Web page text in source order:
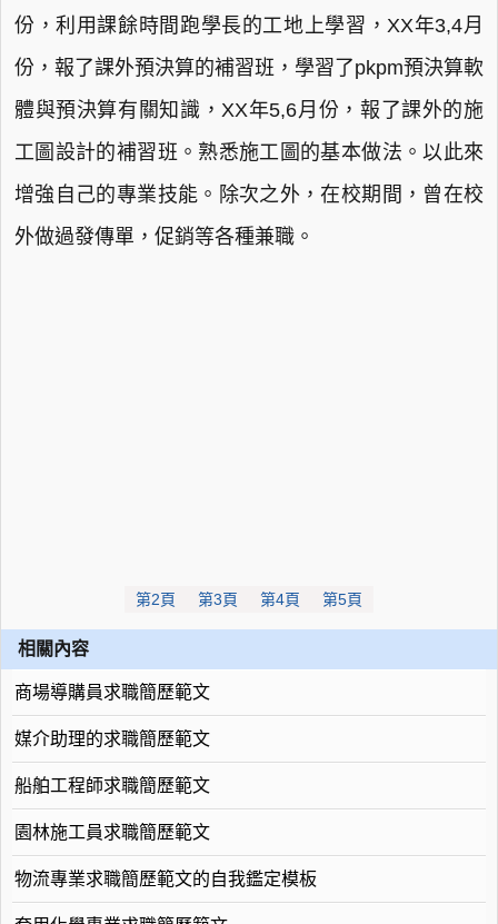
份，利用課餘時間跑學長的工地上學習，XX年3,4月
份，報了課外預決算的補習班，學習了pkpm預決算軟
體與預決算有關知識，XX年5,6月份，報了課外的施
工圖設計的補習班。熟悉施工圖的基本做法。以此來
增強自己的專業技能。除次之外，在校期間，曾在校
外做過發傳單，促銷等各種兼職。
第2頁 第3頁 第4頁 第5頁
相關內容
商場導購員求職簡歷範文
媒介助理的求職簡歷範文
船舶工程師求職簡歷範文
園林施工員求職簡歷範文
物流專業求職簡歷範文的自我鑑定模板